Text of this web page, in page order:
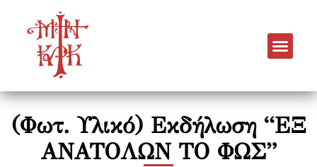
(Φωτ. Υλικό) Εκδήλωση “ΕΞ
ΑΝΑΤΟΛΩΝ ΤΟ ΦΩΣ”